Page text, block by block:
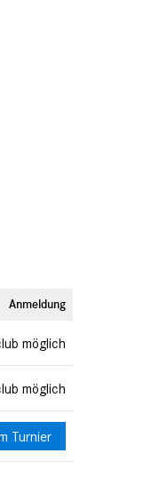
Anmeldung
möglich
möglich
Turnier